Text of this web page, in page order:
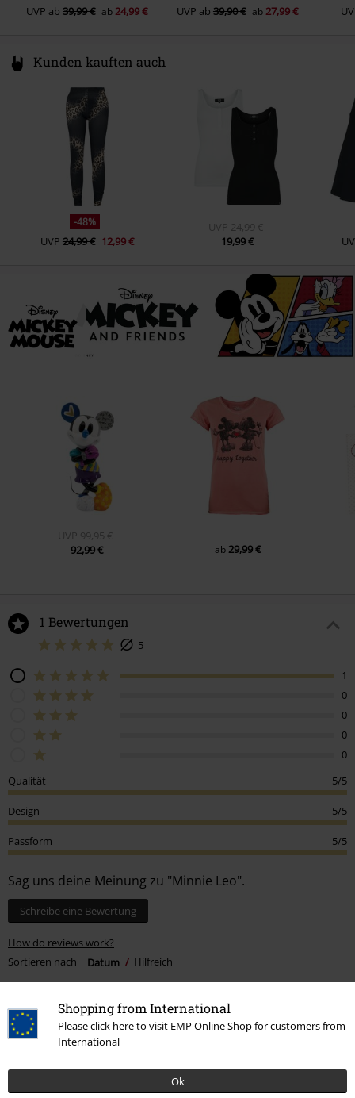
Shopping from International
Please click here to visit EMP Online Shop for customers from
International
Ok
UVP ab39,99 € ab 24,99 € UVP ab 39,90 € ab 27,99 €
Kunden kauften auch
-48%
UVP 24,99 € 12,99 €
UVP 24,99 €
19,99 €
UVP 99,95 €
92,99 €
ab 29,99 €
1 Bewertungen
5
1
0
0
0
0
Qualität
5/5
Design 5/5
Passform 5/5
Sag uns deine Meinung zu "Minnie Leo".
Schreibe eine Bewertung
How do reviews work?
Sortieren nach
Datum Hilfreich
Heide J.
Geschrieben am: Donnerstag, 05.03.2026
Körpergröße in Meter: 1.63